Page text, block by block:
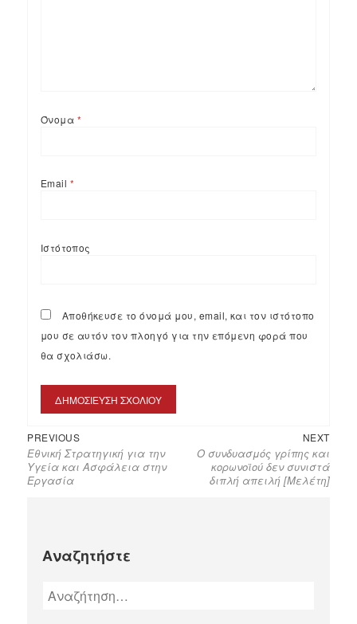
Όνομα *
Email *
Ιστότοπος
Αποθήκευσε το όνομά μου, email, και τον ιστότοπο
μου σε αυτόν τον πλοηγό για την επόμενη φορά που
θα σχολιάσω.
PREVIOUS
Εθνική Στρατηγική για την
Υγεία και Ασφάλεια στην
Εργασία
NEXT
Ο συνδυασμός γρίπης και
κορωνοϊού δεν συνιστά
διπλή απειλή [Μελέτη]
Αναζητήστε